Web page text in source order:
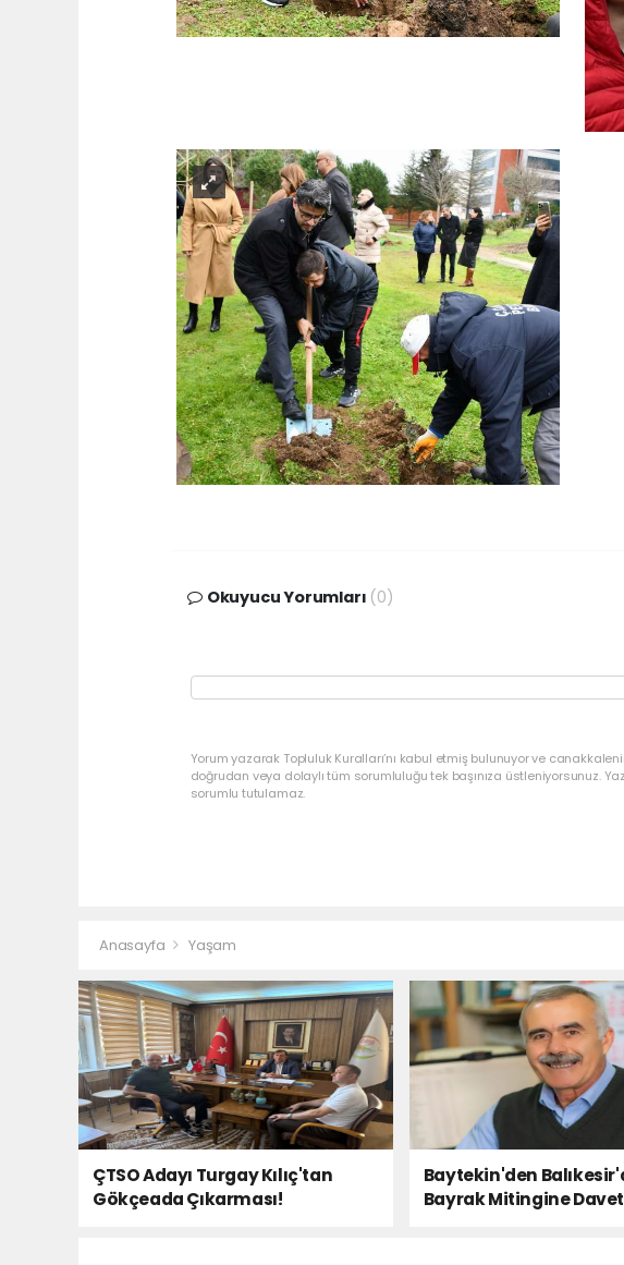
Okuyucu Yorumları (0)
Yorum yazarak Topluluk Kuralları’nı kabul etmiş bulunuyor ve
doğrudan veya dolaylı tüm sorumluluğu tek başınıza üstleniyorsunuz.
sorumlu tutulamaz.
Anasayfa Yaşam
ÇTSO Adayı Turgay Kılıç'tan
Gökçeada Çıkarması!
Baytekin'den
Bayrak Mitingine Davet